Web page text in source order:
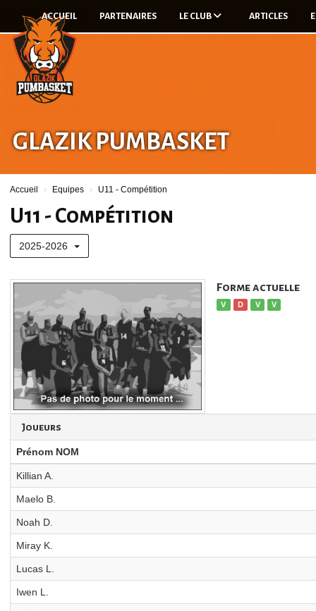
ACCUEIL PARTENAIRES LE CLUB ARTICLES
GLAZIK PUMBASKET
Accueil Equipes U11 - Compétition
U11 - Compétition
2025-2026
Forme actuelle
V D V V
Joueurs
Prénom NOM
Killian A.
Maelo B.
Noah D.
Miray K.
Lucas L.
Iwen L.